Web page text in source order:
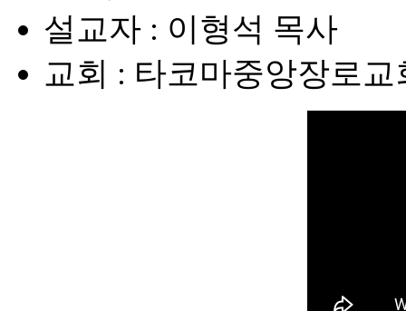
설교자 : 이형석 목사
교회 : 타코마중앙장로교